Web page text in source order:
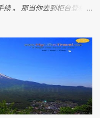
。 那当你去到柜台登机时
后 ，就需要到机场自助登机
办理登机手续。 （
查 ） 首先，去 亚洲航空网